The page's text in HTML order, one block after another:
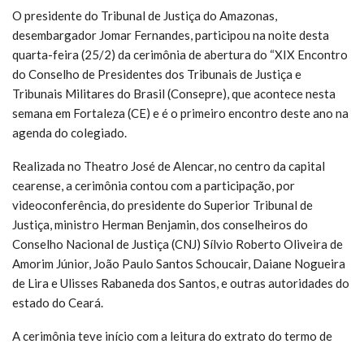
O presidente do Tribunal de Justiça do Amazonas,
desembargador Jomar Fernandes, participou na noite desta
quarta-feira (25/2) da cerimônia de abertura do “XIX Encontro
do Conselho de Presidentes dos Tribunais de Justiça e
Tribunais Militares do Brasil (Consepre), que acontece nesta
semana em Fortaleza (CE) e é o primeiro encontro deste ano na
agenda do colegiado.
Realizada no Theatro José de Alencar, no centro da capital
cearense, a cerimônia contou com a participação, por
videoconferência, do presidente do Superior Tribunal de
Justiça, ministro Herman Benjamin, dos conselheiros do
Conselho Nacional de Justiça (CNJ) Sílvio Roberto Oliveira de
Amorim Júnior, João Paulo Santos Schoucair, Daiane Nogueira
de Lira e Ulisses Rabaneda dos Santos, e outras autoridades do
estado do Ceará.
A cerimônia teve início com a leitura do extrato do termo de